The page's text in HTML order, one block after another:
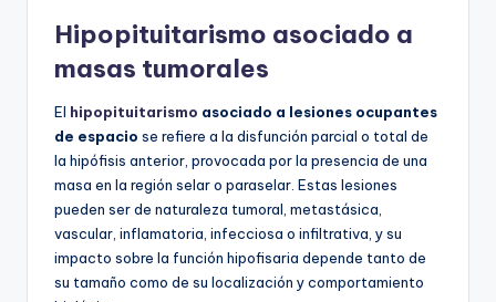
Hipopituitarismo asociado a
masas tumorales
El hipopituitarismo asociado a lesiones ocupantes
de espacio se refiere a la disfunción parcial o total de
la hipófisis anterior, provocada por la presencia de una
masa en la región selar o paraselar. Estas lesiones
pueden ser de naturaleza tumoral, metastásica,
vascular, inflamatoria, infecciosa o infiltrativa, y su
impacto sobre la función hipofisaria depende tanto de
su tamaño como de su localización y comportamiento